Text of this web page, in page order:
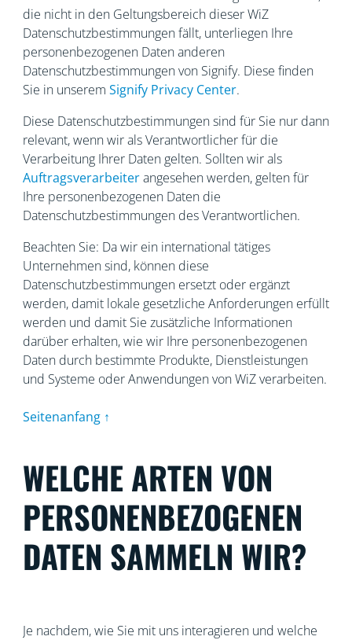
die nicht in den Geltungsbereich dieser WiZ
Datenschutzbestimmungen fällt, unterliegen Ihre
personenbezogenen Daten anderen
Datenschutzbestimmungen von Signify. Diese finden
Sie in unserem Signify Privacy Center.
Diese Datenschutzbestimmungen sind für Sie nur dann
relevant, wenn wir als Verantwortlicher für die
Verarbeitung Ihrer Daten gelten. Sollten wir als
Auftragsverarbeiterangesehen werden, gelten für
Ihre personenbezogenen Daten die
Datenschutzbestimmungen des Verantwortlichen.
Beachten Sie: Da wir ein international tätiges
Unternehmen sind, können diese
Datenschutzbestimmungen ersetzt oder ergänzt
werden, damit lokale gesetzliche Anforderungen erfüllt
werden und damit Sie zusätzliche Informationen
darüber erhalten, wie wir Ihre personenbezogenen
Daten durch bestimmte Produkte, Dienstleistungen
und Systeme oder Anwendungen von WiZ verarbeiten.
Seitenanfang ↑
WELCHE ARTEN VON
PERSONENBEZOGENEN
DATEN SAMMELN WIR?
Je nachdem, wie Sie mit uns interagieren und welche